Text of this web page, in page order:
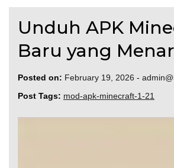
Unduh APK
Baru yang
Posted on: February 19, 2026 -
Post Tags: mod-apk-minecraft-1-21